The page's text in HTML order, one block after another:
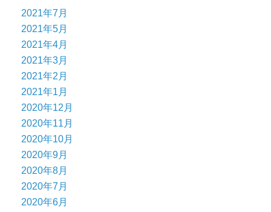
2021年7月
2021年5月
2021年4月
2021年3月
2021年2月
2021年1月
2020年12月
2020年11月
2020年10月
2020年9月
2020年8月
2020年7月
2020年6月